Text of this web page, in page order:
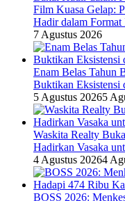
Film Kuasa Gelap:
Hadir dalam
7 Agustus 2026
Enam Belas Tahun
Buktikan Eksistensi
5 Agustus 20265
Waskita Realty
Hadirkan Vasaka
4 Agustus 20264
BOSS 2026: